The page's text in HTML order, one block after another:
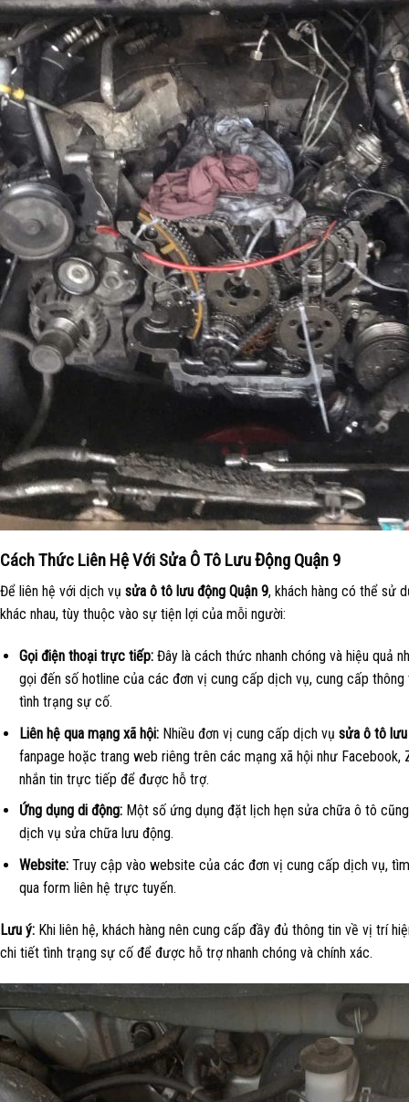
Cách Thức Liên Hệ Với Sửa Ô Tô Lưu Động Quận 9
Để liên hệ với dịch vụ sửa ô tô lưu động Quận 9, khách hàng có thể sử
khác nhau, tùy thuộc vào sự tiện lợi của mỗi người:
Gọi điện thoại trực tiếp:Đây là cách thức nhanh chóng và hiệu quả
gọi đến số hotline của các đơn vị cung cấp dịch vụ, cung cấp
tình trạng sự cố.
Liên hệ qua mạng xã hội:Nhiều đơn vị cung cấp dịch vụ sửa ô tô lưu
fanpage hoặc trang web riêng trên các mạng xã hội như Facebook,
nhắn tin trực tiếp để được hỗ trợ.
Ứng dụng di động:Một số ứng dụng đặt lịch hẹn sửa chữa ô tô
dịch vụ sửa chữa lưu động.
Website:Truy cập vào website của các đơn vị cung cấp dịch vụ,
qua form liên hệ trực tuyến.
Lưu ý: Khi liên hệ, khách hàng nên cung cấp đầy đủ thông tin về vị trí
chi tiết tình trạng sự cố để được hỗ trợ nhanh chóng và chính xác.